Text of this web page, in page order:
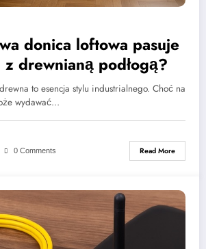
donica loftowa pasuje
drewnianą podłogą?
to esencja stylu industrialnego. Choć na
wydawać…
0 Comments Read More